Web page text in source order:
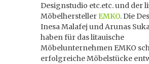
Designstudio etc.etc. und der
MöbelherstellerEMKO. Die
Inesa Malafej und Arunas
haben für das litauische
Möbelunternehmen EMKO
erfolgreiche Möbelstücke